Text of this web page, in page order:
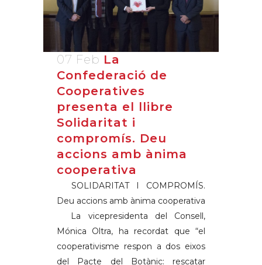
07 Feb La
Confederació de
Cooperatives
presenta el llibre
Solidaritat i
compromís. Deu
accions amb ànima
cooperativa
SOLIDARITAT I COMPROMÍS.
Deu accions amb ànima cooperativa
La vicepresidenta del Consell,
Mónica Oltra, ha recordat que “el
cooperativisme respon a dos eixos
del Pacte del Botànic: rescatar